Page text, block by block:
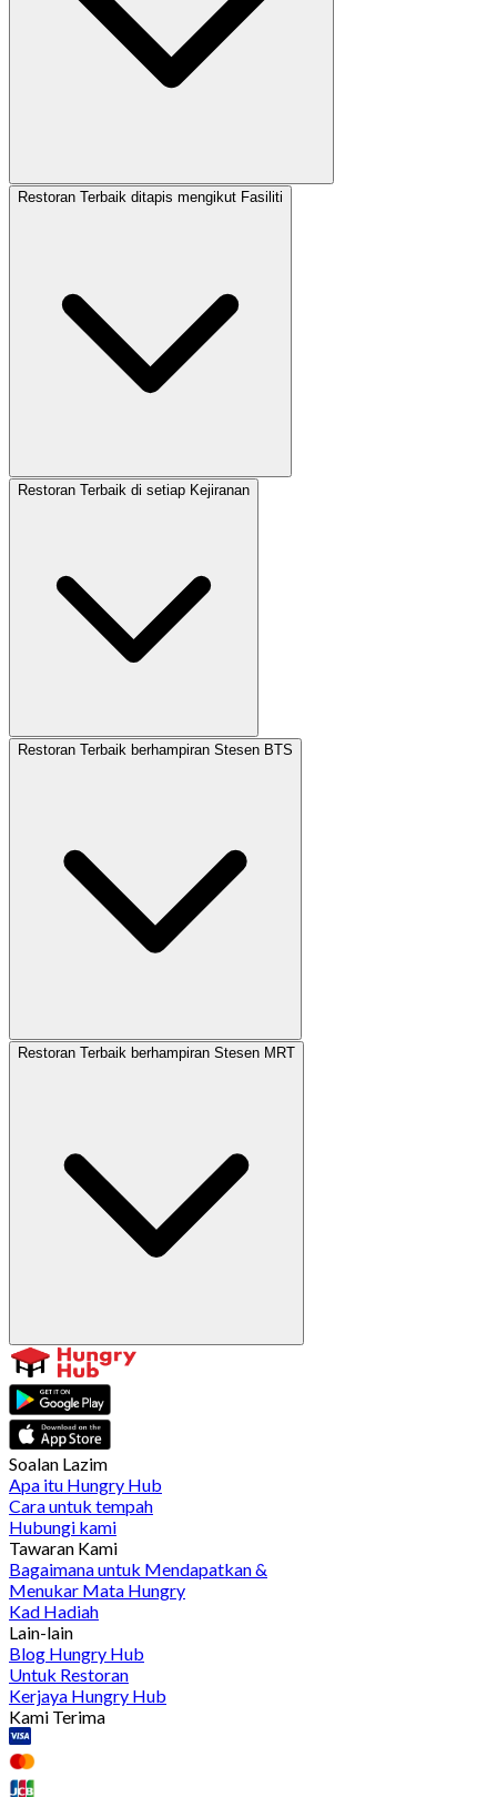
Restoran Terbaik ditapis mengikut Fasiliti
Restoran Terbaik di setiap Kejiranan
Restoran Terbaik berhampiran Stesen BTS
Restoran Terbaik berhampiran Stesen MRT
Soalan Lazim
Apa itu Hungry Hub
Cara untuk tempah
Hubungi kami
Tawaran Kami
Bagaimana untuk Mendapatkan &
Menukar Mata Hungry
Kad Hadiah
Lain-lain
Blog Hungry Hub
Untuk Restoran
Kerjaya Hungry Hub
Kami Terima